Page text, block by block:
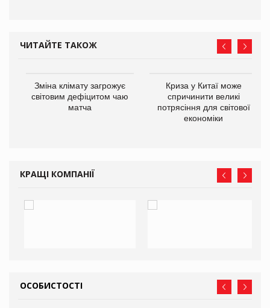
ЧИТАЙТЕ ТАКОЖ
Зміна клімату загрожує
світовим дефіцитом чаю
матча
Криза у Китаї може
спричинити великі
потрясіння для світової
економіки
КРАЩІ КОМПАНІЇ
ОСОБИСТОСТІ